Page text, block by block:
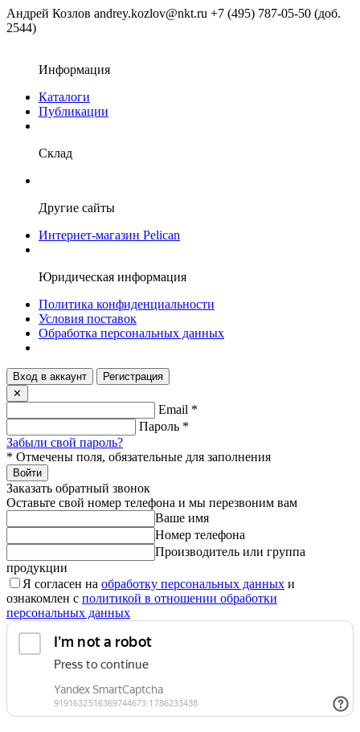
Андрей Козлов andrey.kozlov@nkt.ru +7 (495) 787-05-50 (доб.
2544)
Информация
Каталоги
Публикации
Склад
Другие сайты
Интернет-магазин Pelican
Юридическая информация
Политика конфиденциальности
Условия поставок
Обработка персональных данных
Вход в аккаунт
Регистрация
✕
Email *
Пароль *
Забыли свой пароль?
* Отмечены поля, обязательные для заполнения
Войти
Заказать обратный звонок
Оставьте свой номер телефона и мы перезвоним вам
Ваше имя
Номер телефона
Производитель или группа
продукции
Я согласен на обработку персональных данных и
ознакомлен с политикой в отношении обработки
персональных данных